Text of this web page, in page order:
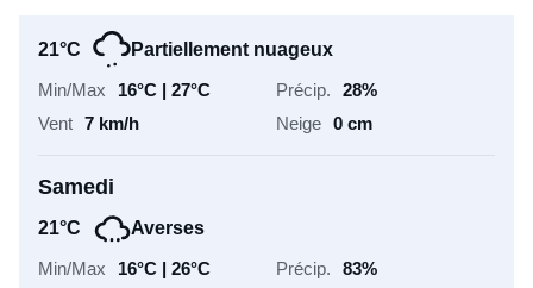
21°C
Partiellement nuageux
16°C | 27°C
28%
7 km/h
0 cm
Samedi
21°C
Averses
16°C | 26°C
83%